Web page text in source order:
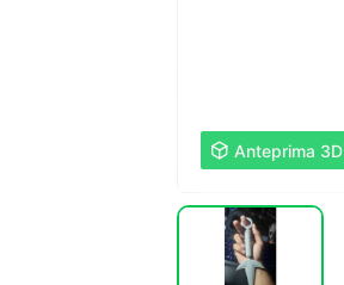
 Anteprima 3D